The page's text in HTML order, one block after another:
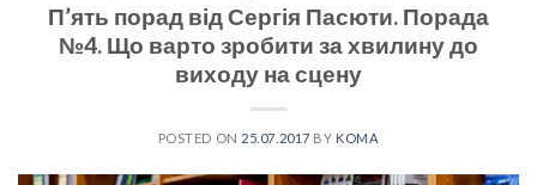
П’ять порад від Сергія Пасюти. Порада
№4. Що варто зробити за хвилину до
виходу на сцену
POSTED ON 25.07.2017 BY KOMA